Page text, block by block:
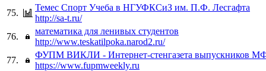
75.
Темес Спорт Учеба в НГУФКСиЗ им. П.Ф. Лесгафта
http://sa-t.ru/
76.
математика для ленивых студентов
http://www.teskatilpoka.narod2.ru/
77.
ФУПМ ВИКЛИ - Интернет-стенгазета выпускников
https://www.fupmweekly.ru